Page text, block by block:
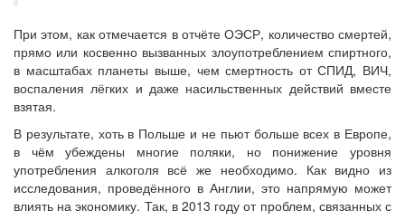
При этом, как отмечается в отчёте ОЭСР, количество смертей,
прямо или косвенно вызванных злоупотреблением спиртного,
в масштабах планеты выше, чем смертность от СПИД, ВИЧ,
воспаления лёгких и даже насильственных действий вместе
взятая.
В результате, хоть в Польше и не пьют больше всех в Европе,
в чём убеждены многие поляки, но понижение уровня
употребления алкоголя всё же необходимо. Как видно из
исследования, проведённого в Англии, это напрямую может
влиять на экономику. Так, в 2013 году от проблем, связанных с